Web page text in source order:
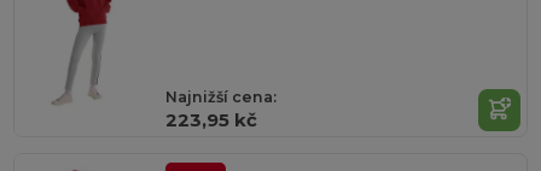
Najnižší cena:
223,95 kč